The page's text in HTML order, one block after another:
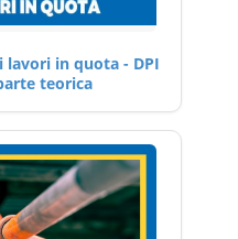
in quota - DPI
teorica